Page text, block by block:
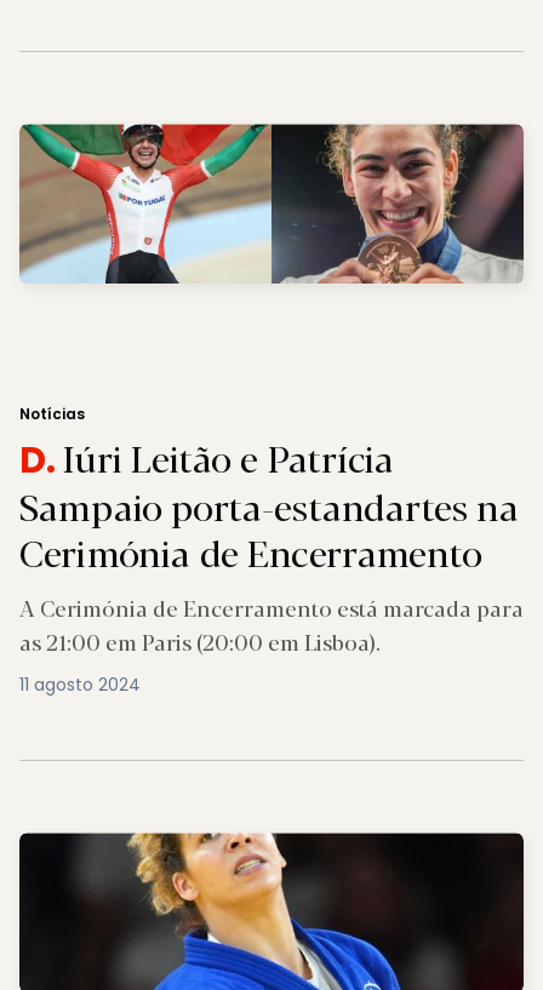
Notícias
D.Iúri Leitão e Patrícia
Sampaio porta-estandartes na
Cerimónia de Encerramento
A Cerimónia de Encerramento está marcada para
as 21:00 em Paris (20:00 em Lisboa).
11 agosto 2024